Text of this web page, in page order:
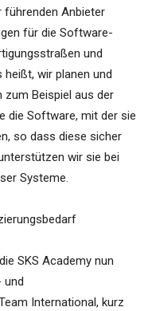
führenden Anbieter
für die Software-
und
wir planen und
Beispiel aus der
die Software, mit der sie
so dass diese sicher
wir sie bei
Systeme.
SKS Academy nun
und
International, kurz